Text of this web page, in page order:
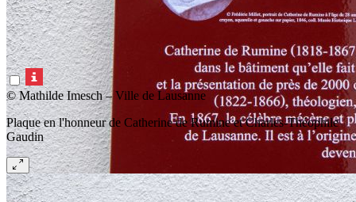
© Mathilde Imesch – Ville de Lausanne
Plaque en l'honneur de Catherine de Rumine et Charles-Théophile
Gaudin